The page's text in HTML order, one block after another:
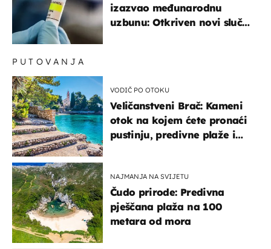
izazvao međunarodnu
uzbunu: Otkriven novi slučaj
PUTOVANJA
VODIČ PO OTOKU
Veličanstveni Brač: Kameni
otok na kojem ćete pronaći
pustinju, predivne plaže i
NAJMANJA NA SVIJETU
Čudo prirode: Predivna
pješčana plaža na 100
metara od mora